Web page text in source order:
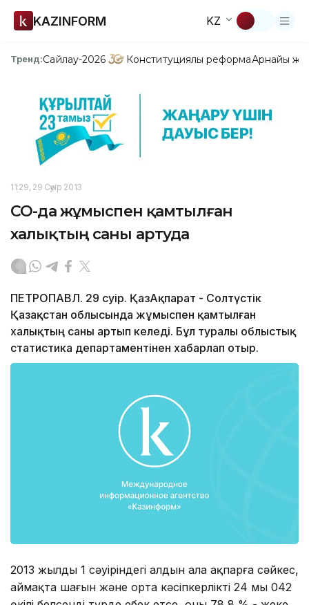
KAZINFORM KZ
Тренд:Сайлау-2026 Конституциялық реформаАрнайы
11:29, 29 Сәуір 2013
СҚО-да жұмыспен қамтылған
халықтың саны артуда
ПЕТРОПАВЛ. 29 сәуір. ҚазАқпарат - Солтүстік
Қазақстан облысында жұмыспен қамтылған
халықтың саны артып келеді. Бұл туралы облыстық
статистика департаментінен хабарлап отыр.
2013 жылдың 1 сәуіріндегі алдын ала ақпарға сәйкес,
аймақта шағын және орта кәсіпкерліктің 24 мың 042